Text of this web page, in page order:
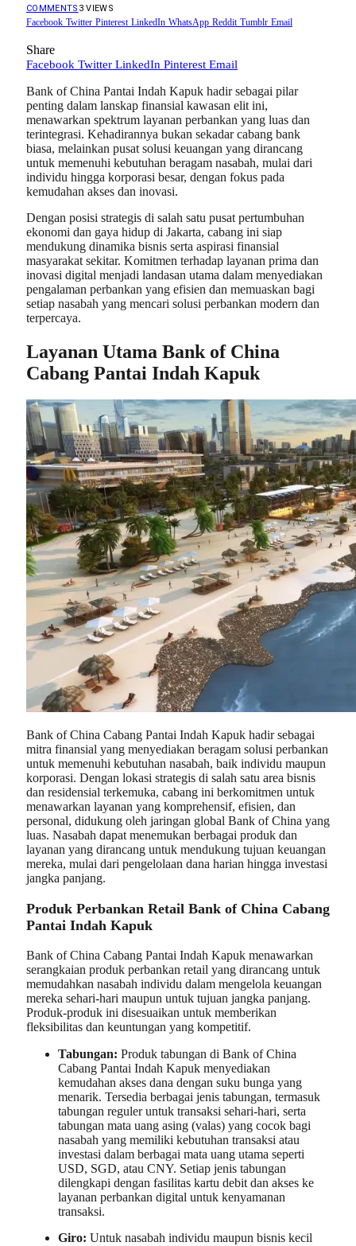
COMMENTS 3VIEWS
Facebook Twitter Pinterest LinkedIn WhatsApp Reddit Tumblr Email
Share
Facebook Twitter LinkedIn Pinterest Email
Bank of China Pantai Indah Kapuk hadir sebagai pilar
penting dalam lanskap finansial kawasan elit ini,
menawarkan spektrum layanan perbankan yang luas dan
terintegrasi. Kehadirannya bukan sekadar cabang bank
biasa, melainkan pusat solusi keuangan yang dirancang
untuk memenuhi kebutuhan beragam nasabah, mulai dari
individu hingga korporasi besar, dengan fokus pada
kemudahan akses dan inovasi.
Dengan posisi strategis di salah satu pusat pertumbuhan
ekonomi dan gaya hidup di Jakarta, cabang ini siap
mendukung dinamika bisnis serta aspirasi finansial
masyarakat sekitar. Komitmen terhadap layanan prima dan
inovasi digital menjadi landasan utama dalam menyediakan
pengalaman perbankan yang efisien dan memuaskan bagi
setiap nasabah yang mencari solusi perbankan modern dan
terpercaya.
Layanan Utama Bank of China
Cabang Pantai Indah Kapuk
Bank of China Cabang Pantai Indah Kapuk hadir sebagai
mitra finansial yang menyediakan beragam solusi perbankan
untuk memenuhi kebutuhan nasabah, baik individu maupun
korporasi. Dengan lokasi strategis di salah satu area bisnis
dan residensial terkemuka, cabang ini berkomitmen untuk
menawarkan layanan yang komprehensif, efisien, dan
personal, didukung oleh jaringan global Bank of China yang
luas. Nasabah dapat menemukan berbagai produk dan
layanan yang dirancang untuk mendukung tujuan keuangan
mereka, mulai dari pengelolaan dana harian hingga investasi
jangka panjang.
Produk Perbankan Retail Bank of China Cabang
Pantai Indah Kapuk
Bank of China Cabang Pantai Indah Kapuk menawarkan
serangkaian produk perbankan retail yang dirancang untuk
memudahkan nasabah individu dalam mengelola keuangan
mereka sehari-hari maupun untuk tujuan jangka panjang.
Produk-produk ini disesuaikan untuk memberikan
fleksibilitas dan keuntungan yang kompetitif.
Tabungan: Produk tabungan di Bank of China
Cabang Pantai Indah Kapuk menyediakan
kemudahan akses dana dengan suku bunga yang
menarik. Tersedia berbagai jenis tabungan, termasuk
tabungan reguler untuk transaksi sehari-hari, serta
tabungan mata uang asing (valas) yang cocok bagi
nasabah yang memiliki kebutuhan transaksi atau
investasi dalam berbagai mata uang utama seperti
USD, SGD, atau CNY. Setiap jenis tabungan
dilengkapi dengan fasilitas kartu debit dan akses ke
layanan perbankan digital untuk kenyamanan
transaksi.
Giro: Untuk nasabah individu maupun bisnis kecil